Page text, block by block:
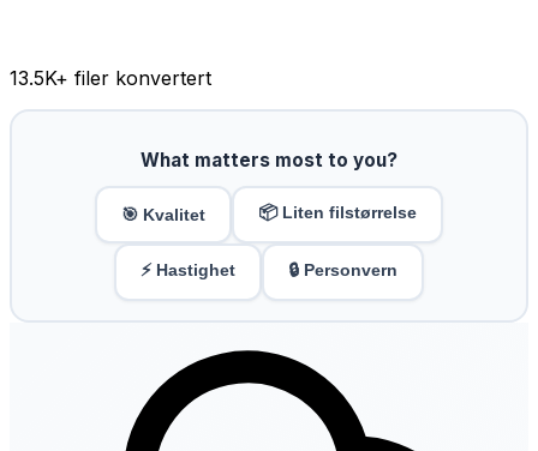
13.5K+ filer konvertert
What matters most to you?
🎯 Kvalitet 📦 Liten filstørrelse
⚡ Hastighet 🔒 Personvern